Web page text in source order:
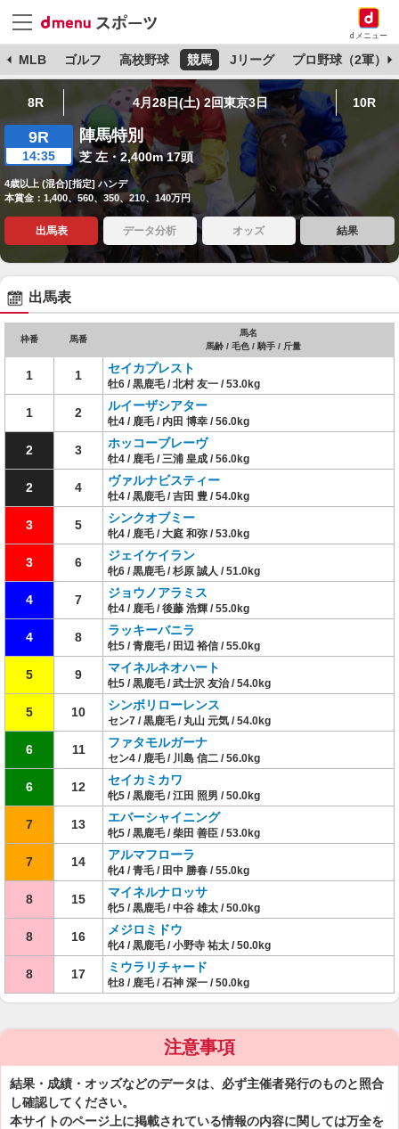
dメニュー
MLB ゴルフ 高校野球 競馬 Jリーグ プロ野球（2軍）
8R 4月28日(土) 2回東京3日 10R
9R
14:35
陣馬特別
芝 左・2,400m 17頭
4歳以上 (混合)[指定] ハンデ
本賞金：1,400、560、350、210、140万円
出馬表 データ分析 オッズ 結果
出馬表
枠番 馬番
馬名
馬齢 / 毛色 / 騎手 / 斤量
1 1 セイカプレスト
牡6 / 黒鹿毛 / 北村 友一 / 53.0kg
1 2 ルイーザシアター
牡4 / 鹿毛 / 内田 博幸 / 56.0kg
2 3 ホッコーブレーヴ
牡4 / 鹿毛 / 三浦 皇成 / 56.0kg
2 4 ヴァルナビスティー
牡4 / 黒鹿毛 / 吉田 豊 / 54.0kg
3 5 シンクオブミー
牝4 / 鹿毛 / 大庭 和弥 / 53.0kg
3 6 ジェイケイラン
牝6 / 黒鹿毛 / 杉原 誠人 / 51.0kg
4 7 ジョウノアラミス
牡4 / 鹿毛 / 後藤 浩輝 / 55.0kg
4 8 ラッキーバニラ
牡5 / 青鹿毛 / 田辺 裕信 / 55.0kg
5 9 マイネルネオハート
牡5 / 黒鹿毛 / 武士沢 友治 / 54.0kg
5 10 シンボリローレンス
セン7 / 黒鹿毛 / 丸山 元気 / 54.0kg
6 11 ファタモルガーナ
セン4 / 鹿毛 / 川島 信二 / 56.0kg
6 12 セイカミカワ
牝5 / 黒鹿毛 / 江田 照男 / 50.0kg
7 13 エバーシャイニング
牝5 / 黒鹿毛 / 柴田 善臣 / 53.0kg
7 14 アルマフローラ
牝4 / 青毛 / 田中 勝春 / 55.0kg
8 15 マイネルナロッサ
牝5 / 黒鹿毛 / 中谷 雄太 / 50.0kg
8 16 メジロミドウ
牝4 / 黒鹿毛 / 小野寺 祐太 / 50.0kg
8 17 ミウラリチャード
牡8 / 鹿毛 / 石神 深一 / 50.0kg
注意事項
結果・成績・オッズなどのデータは、必ず主催者発行のものと照合
し確認してください。
本サイトのページ上に掲載されている情報の内容に関しては万全を